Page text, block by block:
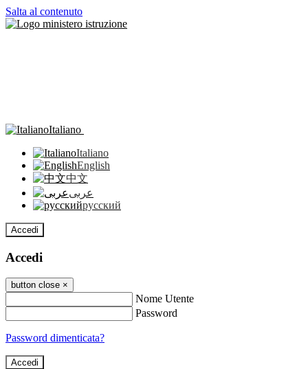
Salta al contenuto
Italiano
Italiano
English
中文
عربى
русский
Accedi
Accedi
button close ×
Nome Utente
Password
Password dimenticata?